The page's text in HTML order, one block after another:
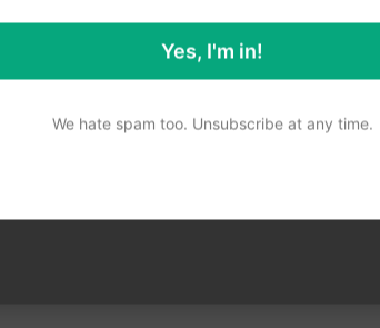
in uw
Yes, I'm in!
We hate spam too. Unsubscribe at any time.